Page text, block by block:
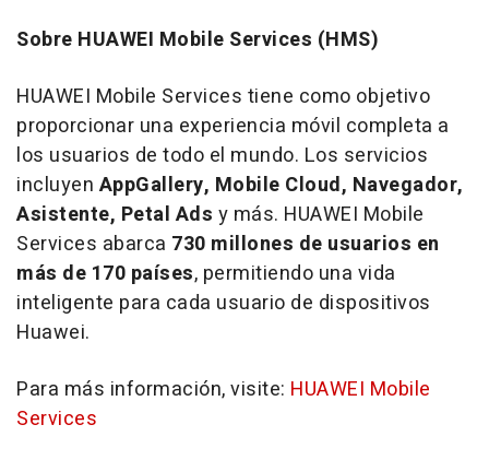
Sobre HUAWEI Mobile Services (HMS)
HUAWEI Mobile Services tiene como objetivo
proporcionar una experiencia móvil completa a
los usuarios de todo el mundo. Los servicios
incluyen AppGallery, Mobile Cloud, Navegador,
Asistente, Petal Ads y más. HUAWEI Mobile
Services abarca 730 millones de usuarios en
más de 170 países, permitiendo una vida
inteligente para cada usuario de dispositivos
Huawei.
Para más información, visite: HUAWEI Mobile
Services